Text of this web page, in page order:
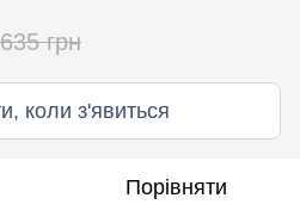
грн
коли з'явиться
Порівняти